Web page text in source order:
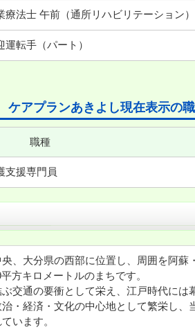
療法士 午前（通所リハビリテーション）
運転手（パート）
ケアプランあきよし現在表示の
職種
支援専門員
、大分県の西部に位置し、周囲を阿蘇
方キロメートルのまちです。
交通の要衝として栄え、江戸時代には
・経済・文化の中心地として繁栄し、
います。